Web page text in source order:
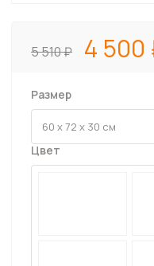
5 510 4 500
Размер
Цвет